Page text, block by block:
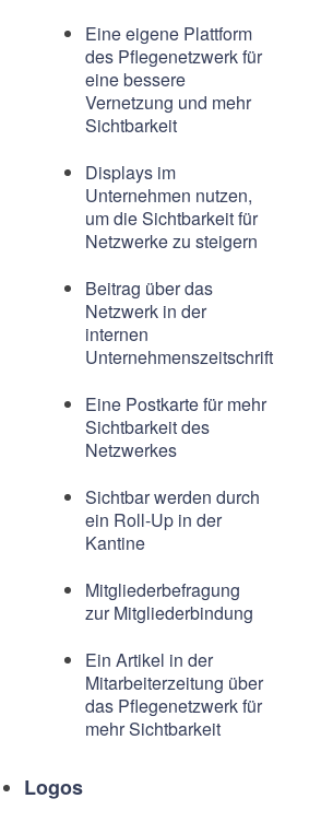
Eine eigene Plattform
des Pflegenetzwerk für
eine bessere
Vernetzung und mehr
Sichtbarkeit
Displays im
Unternehmen nutzen,
um die Sichtbarkeit für
Netzwerke zu steigern
Beitrag über das
Netzwerk in der
internen
Unternehmenszeitschrift
Eine Postkarte für mehr
Sichtbarkeit des
Netzwerkes
Sichtbar werden durch
ein Roll-Up in der
Kantine
Mitgliederbefragung
zur Mitgliederbindung
Ein Artikel in der
Mitarbeiterzeitung über
das Pflegenetzwerk für
mehr Sichtbarkeit
Logos